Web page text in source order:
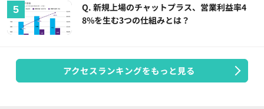
Q. 新規上場のチャットプラス、営業利益率4
8%を生む3つの仕組みとは？
アクセスランキングをもっと見る